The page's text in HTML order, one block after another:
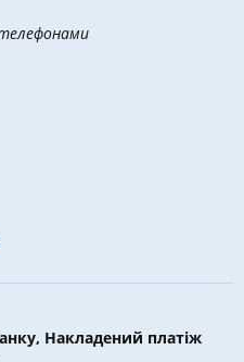
Накладений платіж